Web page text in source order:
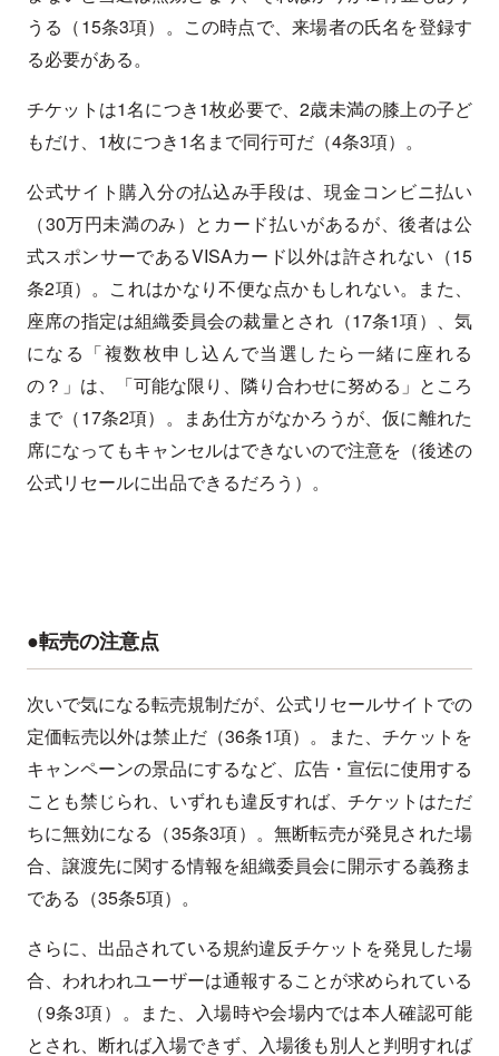
うる（15条3項）。この時点で、来場者の氏名を登録す
る必要がある。
チケットは1名につき1枚必要で、2歳未満の膝上の子ど
もだけ、1枚につき1名まで同行可だ（4条3項）。
公式サイト購入分の払込み手段は、現金コンビニ払い
（30万円未満のみ）とカード払いがあるが、後者は公
式スポンサーであるVISAカード以外は許されない（15
条2項）。これはかなり不便な点かもしれない。また、
座席の指定は組織委員会の裁量とされ（17条1項）、気
になる「複数枚申し込んで当選したら一緒に座れる
の？」は、「可能な限り、隣り合わせに努める」ところ
まで（17条2項）。まあ仕方がなかろうが、仮に離れた
席になってもキャンセルはできないので注意を（後述の
公式リセールに出品できるだろう）。
●転売の注意点
次いで気になる転売規制だが、公式リセールサイトでの
定価転売以外は禁止だ（36条1項）。また、チケットを
キャンペーンの景品にするなど、広告・宣伝に使用する
ことも禁じられ、いずれも違反すれば、チケットはただ
ちに無効になる（35条3項）。無断転売が発見された場
合、譲渡先に関する情報を組織委員会に開示する義務ま
である（35条5項）。
さらに、出品されている規約違反チケットを発見した場
合、われわれユーザーは通報することが求められている
（9条3項）。また、入場時や会場内では本人確認可能
とされ、断れば入場できず、入場後も別人と判明すれば